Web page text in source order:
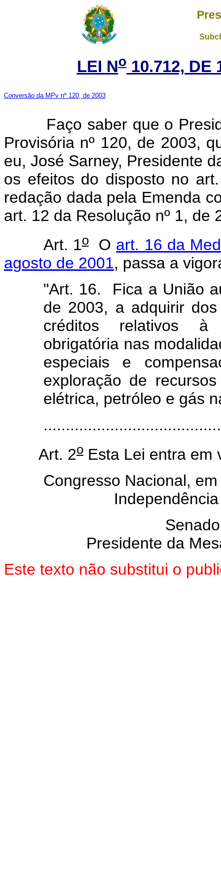
LEI No10.712, DE
Conversão da MPv nº 120, de 2003
Faço saber que o
Provisória nº 120, de 2003,
eu, José Sarney, Presidente
os efeitos do disposto no
redação dada pela Emenda
art. 12 da Resolução nº 1, de
Art. 1oO art. 16 da
agosto de 2001, passa a
"Art. 16. Fica a União
de 2003, a adquirir
créditos relativos à
obrigatória nas
especiais e
exploração de
elétrica, petróleo e gás
Art. 2o Esta Lei entra em
Congresso Nacional,
Presidente da
Este texto não substitui o